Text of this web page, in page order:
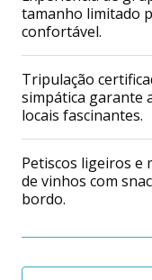
tamanho limitado
confortável.
Tripulação
simpática garante
locais fascinantes.
Petiscos ligeiros e
de vinhos com
bordo.